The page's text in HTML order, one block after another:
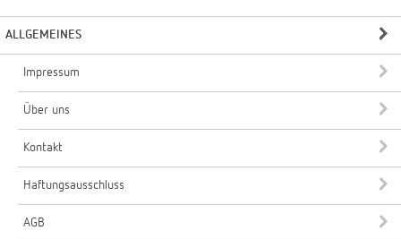
ALLGEMEINES
Impressum
Über uns
Kontakt
Haftungsausschluss
AGB